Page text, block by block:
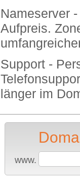
Nameserver
Aufpreis.
Support -
länger im
www.